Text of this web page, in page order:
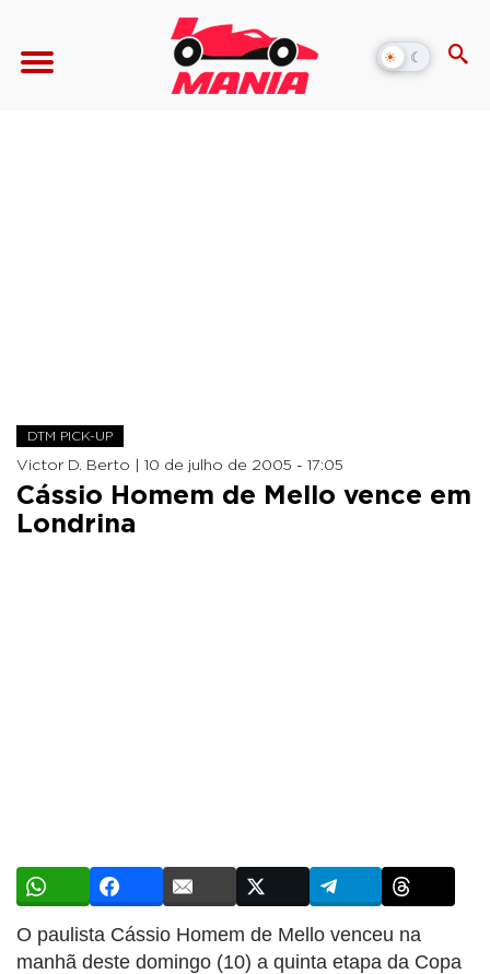
☀ ☾
Alternar
modo
DTM PICK-UP
Victor D. Berto | 10 de julho de 2005 - 17:05
Cássio Homem de Mello vence em
Londrina
O paulista Cássio Homem de Mello venceu na
manhã deste domingo (10) a quinta etapa da Copa